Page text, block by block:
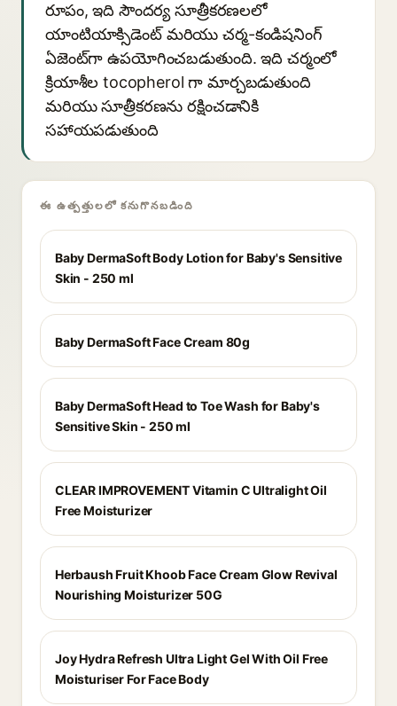
రూపం, ఇది సౌందర్య సూత్రీకరణలలో
యాంటియాక్సిడెంట్ మరియు చర్మ-కండిషనింగ్
ఏజెంట్‌గా ఉపయోగించబడుతుంది. ఇది చర్మంలో
క్రియాశీల tocopherol గా మార్చబడుతుంది
మరియు సూత్రీకరణను రక్షించడానికి
సహాయపడుతుంది
ఈ ఉత్పత్తులలో కనుగొనబడింది
Baby DermaSoft Body Lotion for Baby's Sensitive
Skin - 250 ml
Baby DermaSoft Face Cream 80g
Baby DermaSoft Head to Toe Wash for Baby's
Sensitive Skin - 250 ml
CLEAR IMPROVEMENT Vitamin C Ultralight Oil
Free Moisturizer
Herbaush Fruit Khoob Face Cream Glow Revival
Nourishing Moisturizer 50G
Joy Hydra Refresh Ultra Light Gel With Oil Free
Moisturiser For Face Body